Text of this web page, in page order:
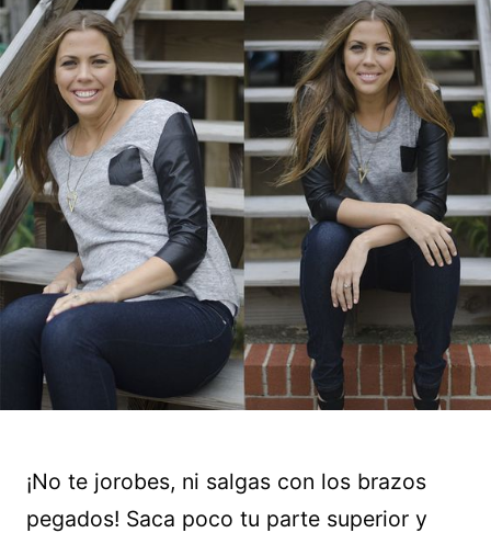
¡No te jorobes, ni salgas con los brazos
pegados! Saca poco tu parte superior y